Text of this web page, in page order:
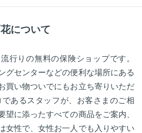
について
行りの無料の保険ショップです。
グセンターなどの便利な場所にある
買い物ついでにもお立ち寄りいただ
あるスタッフが、お客さまのご相
望に添ったすべての商品をご案内、
女性で、女性お一人でも入りやすい